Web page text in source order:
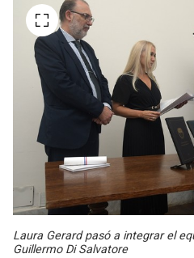
Laura Gerard pasó a integrar el
Guillermo Di Salvatore